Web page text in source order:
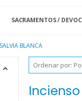
SACRAMENTOS /
BLANCA